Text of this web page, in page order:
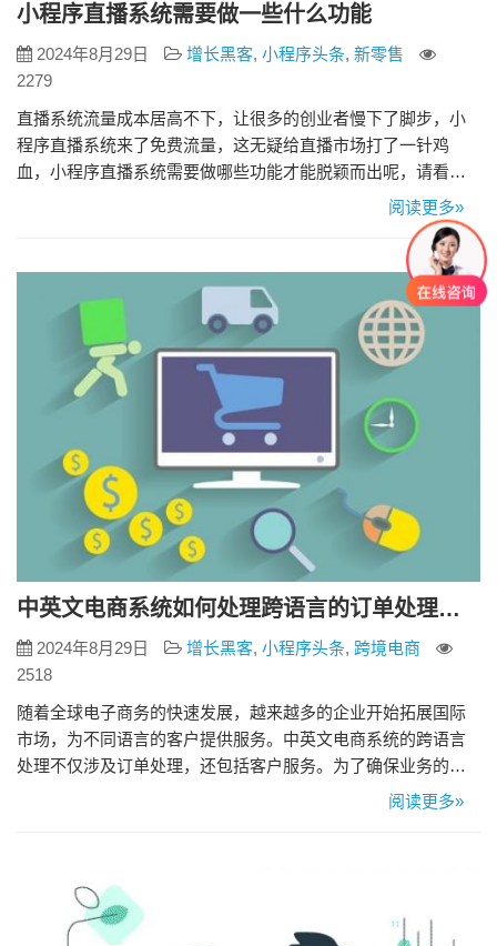
小程序直播系统需要做一些什么功能
2024年8月29日 增长黑客, 小程序头条, 新零售
2279
直播系统流量成本居高不下，让很多的创业者慢下了脚步，小
程序直播系统来了免费流量，这无疑给直播市场打了一针鸡
血，小程序直播系统需要做哪些功能才能脱颖而出呢，请看详
解： 1、需要具备分享直播频道的功能 小程序直播需要预热，
所以小程序直播频道需要能分享到各种不同的社交渠道上，微
信、微博等，能让直播活动尽早曝光在不同的渠道，让更多的
人知道进行某个直播的时间。 2、需要能够进行直播预约 分享
了直播频道给到不…
阅读更多»
中英文电商系统如何处理跨语言的订单处理和客户服务？
2024年8月29日 增长黑客, 小程序头条, 跨境电商
2518
随着全球电子商务的快速发展，越来越多的企业开始拓展国际
市场，为不同语言的客户提供服务。中英文电商系统的跨语言
处理不仅涉及订单处理，还包括客户服务。为了确保业务的顺
利运营和客户的满意体验，中英文电商系统需要实施多语言支
中英文电商系统的…
阅读更多»